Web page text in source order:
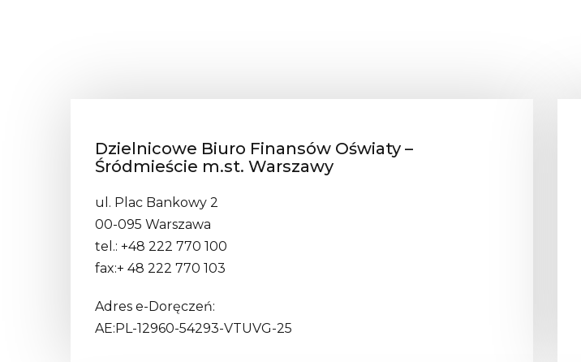
Dzielnicowe Biuro Finansów Oświaty –
Śródmieście m.st. Warszawy
ul. Plac Bankowy 2
00-095 Warszawa
tel.: +48 222 770 100
fax:+ 48 222 770 103
Adres e-Doręczeń:
AE:PL-12960-54293-VTUVG-25